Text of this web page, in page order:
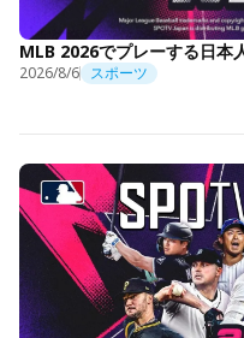
MLB 2026でプレーする日本
2026/8/6 スポーツ